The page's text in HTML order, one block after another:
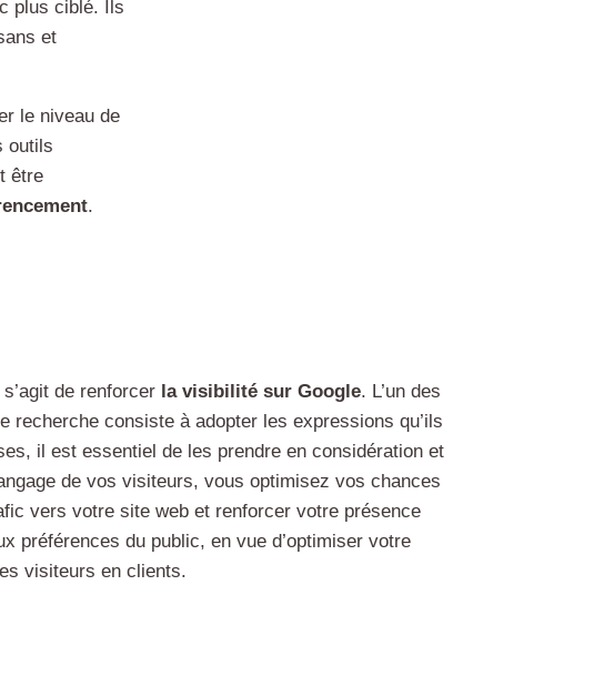
plus ciblé. Ils
et
le niveau de
outils
être
.
de renforcer la visibilité sur Google. L’un des
consiste à adopter les expressions qu’ils
il est essentiel de les prendre en considération et
de vos visiteurs, vous optimisez vos chances
vers votre site web et renforcer votre présence
préférences du public, en vue d’optimiser votre
visiteurs en clients.